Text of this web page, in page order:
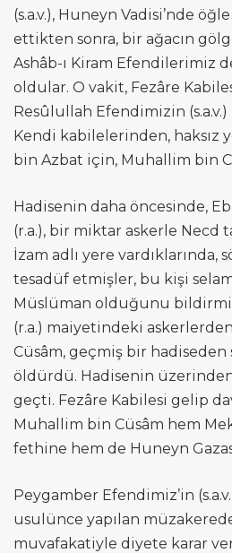
(s.a.v.), Huneyn Vadisi’nde
ettikten sonra, bir ağacın
Ashâb-ı Kiram Efendilerimiz
oldular. O vakit, Fezâre
Resûlullah Efendimizin
Kendi kabilelerinden, haksız
bin Azbat için, Muhallim bin
Hadisenin daha öncesinde,
(r.a.), bir miktar askerle Necd
İzam adlı yere vardıklarında,
tesadüf etmişler, bu kişi
Müslüman olduğunu
(r.a.) maiyetindeki
Cüsâm, geçmiş bir hadiseden
öldürdü. Hadisenin
geçti. Fezâre Kabilesi gelip
Muhallim bin Cüsâm hem
fethine hem de Huneyn
Peygamber Efendimiz’in
usulünce yapılan
muvafakatiyle diyete karar